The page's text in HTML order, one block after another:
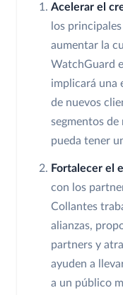
Acelerar el
los
aumentar la
WatchGuard
implicará una
de nuevos
segmentos
pueda tener
Fortalecer el
con los
Collantes
alianzas,
partners y
ayuden a
a un público